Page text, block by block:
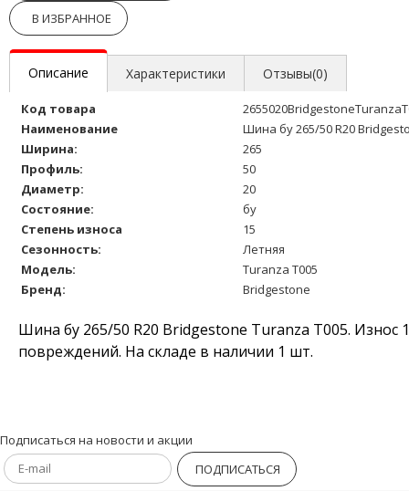
В ИЗБРАННОЕ
Описание Характеристики Отзывы(0)
Код товара
Наименование
Шина бу 265/50 R20
Ширина:
265
Профиль:
50
Диаметр:
20
Состояние:
бу
Степень износа
15
Сезонность:
Летняя
Модель:
Turanza T005
Бренд:
Bridgestone
Шина бу 265/50 R20 Bridgestone Turanza T005. Износ
повреждений. На складе в наличии 1 шт.
Подписаться на новости и акции
ПОДПИСАТЬСЯ